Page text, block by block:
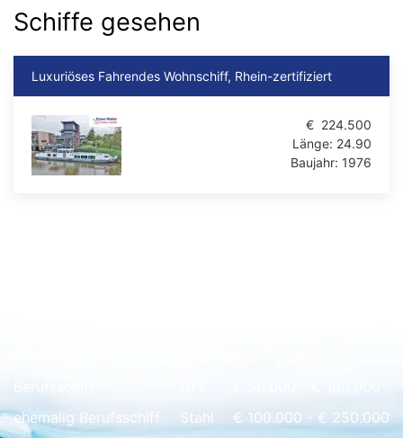
Schiffe gesehen
Luxuriöses Fahrendes Wohnschiff, Rhein-zertifiziert
€ 224.500
Länge: 24.90
Baujahr: 1976
ehemalig Berufsschiff
Stahl
€ 100.000 - € 250.000